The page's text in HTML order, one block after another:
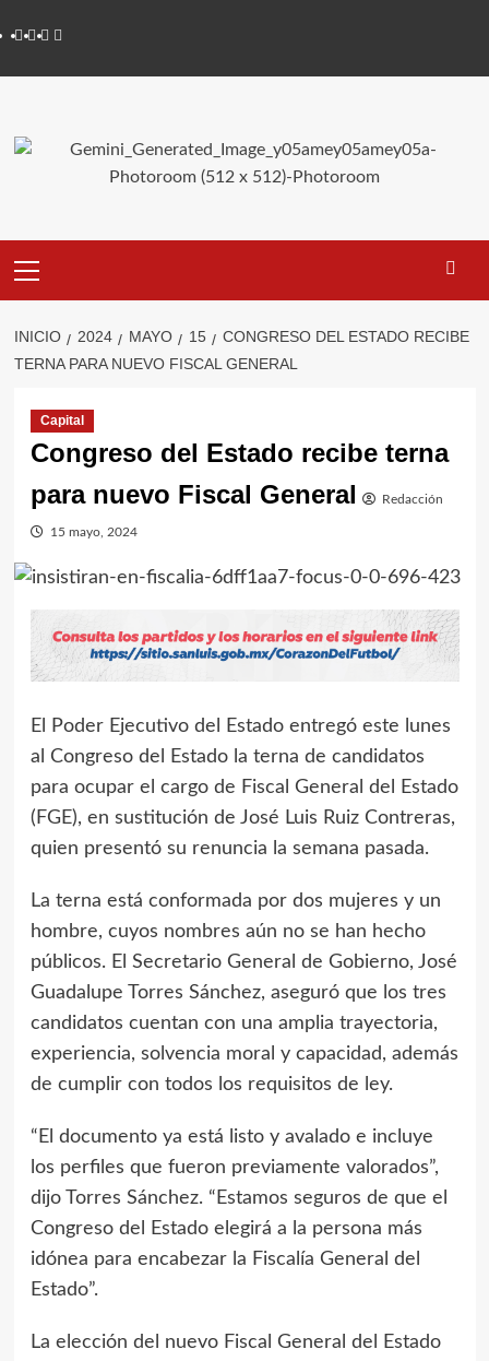
alYoutube
Vimeo
Facebook
Twitter
Menu
INICIO 2024 MAYO 15
CONGRESO DEL ESTADO RECIBE
TERNA PARA NUEVO FISCAL GENERAL
Capital
Congreso del Estado recibe terna
para nuevo Fiscal General
Redacción
15 mayo, 2024
El Poder Ejecutivo del Estado entregó este lunes
al Congreso del Estado la terna de candidatos
para ocupar el cargo de Fiscal General del Estado
(FGE), en sustitución de José Luis Ruiz Contreras,
quien presentó su renuncia la semana pasada.
La terna está conformada por dos mujeres y un
hombre, cuyos nombres aún no se han hecho
públicos. El Secretario General de Gobierno, José
Guadalupe Torres Sánchez, aseguró que los tres
candidatos cuentan con una amplia trayectoria,
experiencia, solvencia moral y capacidad, además
de cumplir con todos los requisitos de ley.
“El documento ya está listo y avalado e incluye
los perfiles que fueron previamente valorados”,
dijo Torres Sánchez. “Estamos seguros de que el
Congreso del Estado elegirá a la persona más
idónea para encabezar la Fiscalía General del
Estado”.
La elección del nuevo Fiscal General del Estado